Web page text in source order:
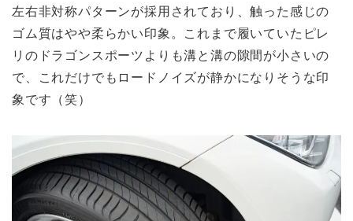
左右非対称パターンが採用されており、触った感じの
ゴム質はやや柔らかい印象。これまで履いていたピレ
リのドラゴンスポーツよりも溝と溝の隙間が小さいの
で、これだけでもロードノイズが静かになりそうな印
象です（笑）